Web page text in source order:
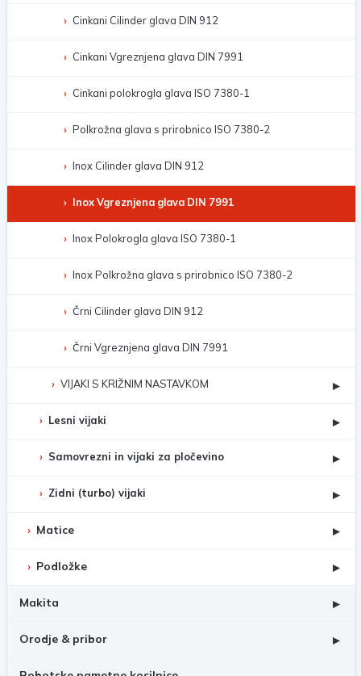
Cinkani Cilinder glava DIN 912
Cinkani Vgreznjena glava DIN 7991
Cinkani polokrogla glava ISO 7380-1
Polkrožna glava s prirobnico ISO 7380-2
Inox Cilinder glava DIN 912
Inox Vgreznjena glava DIN 7991
Inox Polokrogla glava ISO 7380-1
Inox Polkrožna glava s prirobnico ISO 7380-2
Črni Cilinder glava DIN 912
Črni Vgreznjena glava DIN 7991
VIJAKI S KRIŽNIM NASTAVKOM ▸
Lesni vijaki ▸
Samovrezni in vijaki za pločevino ▸
Zidni (turbo) vijaki ▸
Matice ▸
Podložke ▸
Makita ▸
Orodje & pribor ▸